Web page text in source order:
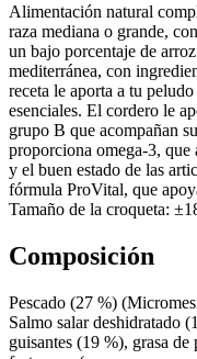
Alimentación natural
raza mediana o grande,
un bajo porcentaje de
mediterránea, con
receta le aporta a tu
esenciales. El cordero le
grupo B que acompañan
proporciona omega-3,
y el buen estado de las
fórmula ProVital, que
Tamaño de la croqueta:
Composición
Pescado (27 %)
Salmo salar deshidratado
guisantes (19 %), grasa